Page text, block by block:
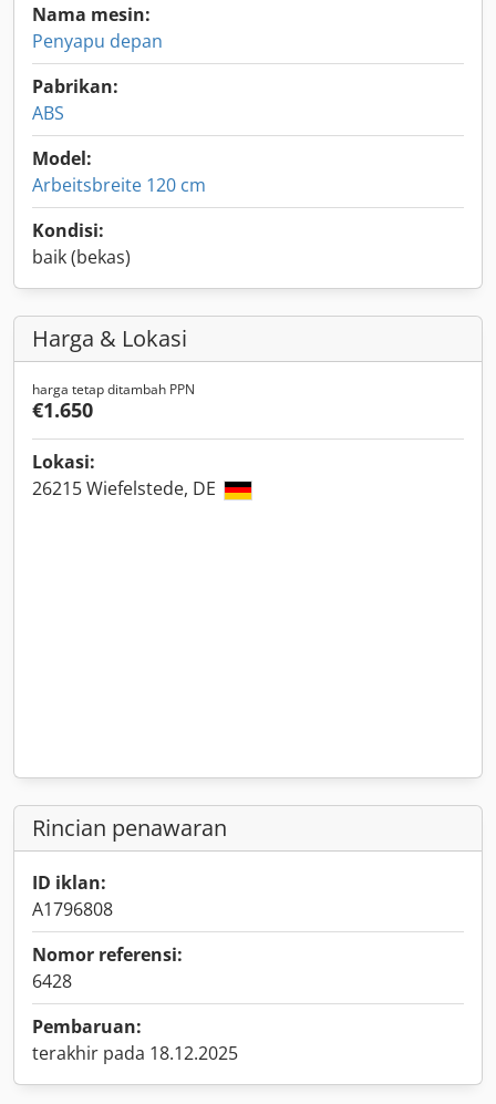
Nama mesin:
Penyapu depan
Pabrikan:
ABS
Model:
Arbeitsbreite 120 cm
Kondisi:
baik (bekas)
Harga & Lokasi
harga tetap ditambah PPN
€1.650
Lokasi:
26215 Wiefelstede, DE
Rincian penawaran
ID iklan:
A1796808
Nomor referensi:
6428
Pembaruan:
terakhir pada 18.12.2025